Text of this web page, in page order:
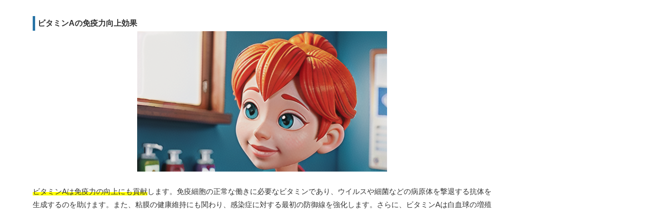
ビタミンAの免疫力向上効果
ビタミンAは免疫力の向上にも貢献します。免疫細胞の正常な働きに必要なビタミンであり、ウイルスや細菌などの病原体を撃退する抗体を
生成するのを助けます。また、粘膜の健康維持にも関わり、感染症に対する最初の防御線を強化します。さらに、ビタミンAは白血球の増殖